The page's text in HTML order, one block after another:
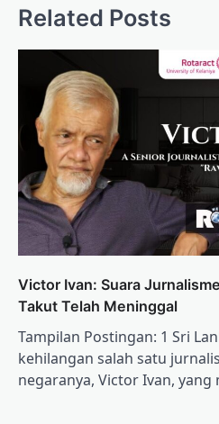
Related Posts
Victor Ivan: Suara
Takut Telah Meninggal
Tampilan Postingan: 1 Sri
kehilangan salah satu
negaranya, Victor Ivan,